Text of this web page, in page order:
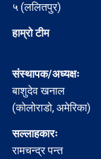
५ (ललितपुर)
हाम्रो टीम
संस्थापक/अध्यक्षः
बाशुदेव खनाल
(कोलोराडो, अमेरिका)
सल्लाहकारः
रामचन्द्र पन्त